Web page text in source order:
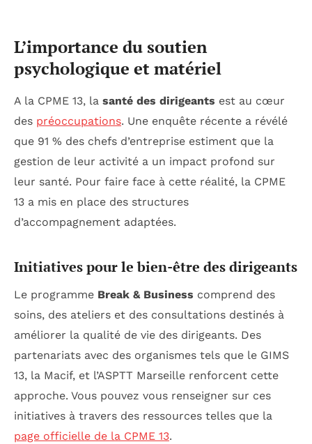
L’importance du soutien
psychologique et matériel
A la CPME 13, la santé des dirigeants est au cœur
des préoccupations. Une enquête récente a révélé
que 91 % des chefs d’entreprise estiment que la
gestion de leur activité a un impact profond sur
leur santé. Pour faire face à cette réalité, la CPME
13 a mis en place des structures
d’accompagnement adaptées.
Initiatives pour le bien-être des dirigeants
Le programme Break & Business comprend des
soins, des ateliers et des consultations destinés à
améliorer la qualité de vie des dirigeants. Des
partenariats avec des organismes tels que le GIMS
13, la Macif, et l’ASPTT Marseille renforcent cette
approche. Vous pouvez vous renseigner sur ces
initiatives à travers des ressources telles que la
page officielle de la CPME 13.